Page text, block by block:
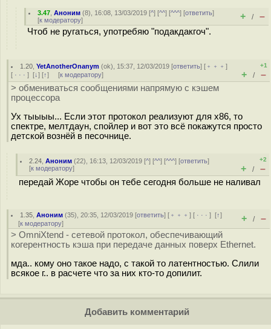
3.47 ,Аноним (8), 16:08, 13/03/2019 [^] [^^] [^^^] [ответить]
[к модератору] + / –
Чтоб не ругаться, употребяю "подакдакгоч".
1.20 ,YetAnotherOnanym (ok), 15:37, 12/03/2019 [ответить] [ ﹢﹢﹢]
[ · · · ] [↓] [↑] [к модератору]
+1
+ / –
> обмениваться сообщениями напрямую с кэшем
процессора
Ух тыыыы... Если этот протокол реализуют для x86, то
спектре, мелтдаун, спойлер и вот это всё покажутся просто
детской вознёй в песочнице.
2.24 ,Аноним (22), 16:13, 12/03/2019 [^] [^^] [^^^] [ответить]
[к модератору]
+2
+ / –
передай Жоре чтобы он тебе сегодня больше не наливал
1.35 ,Аноним (35), 20:35, 12/03/2019 [ответить] [ ﹢﹢﹢] [ · · ·][↑]
[к модератору] + / –
> OmniXtend - сетевой протокол, обеспечивающий
когерентность кэша при передаче данных поверх Ethernet.
мда.. кому оно такое надо, с такой то латентностью. Слили
всякое г.. в расчете что за них кто-то допилит.
Добавить комментарий